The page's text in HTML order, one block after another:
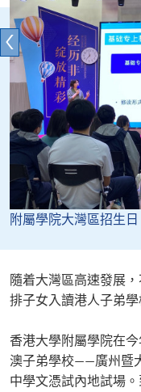
附屬學院大灣區招生日
隨着大灣區高速發展
排子女入讀港人子弟
香港大學附屬學院在
澳子弟學校——廣州暨
中學文憑試內地試場